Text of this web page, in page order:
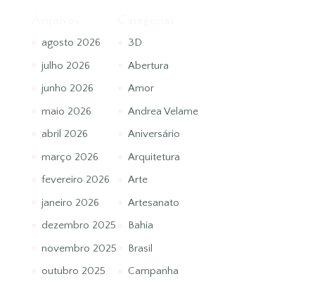
agosto 2026
julho 2026
junho 2026
maio 2026
abril 2026
março 2026
fevereiro 2026
janeiro 2026
dezembro 2025
novembro 2025
outubro 2025
3D
Abertura
Amor
Andrea Velame
Aniversário
Arquitetura
Arte
Artesanato
Bahia
Brasil
Campanha